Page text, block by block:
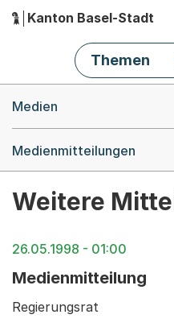
Hauptnavigation
Kanton Basel-Stadt
Themen
Medien
Medienmitteilungen
Weitere
26.05.1998 - 01:00
Medienmitteilung
Regierungsrat